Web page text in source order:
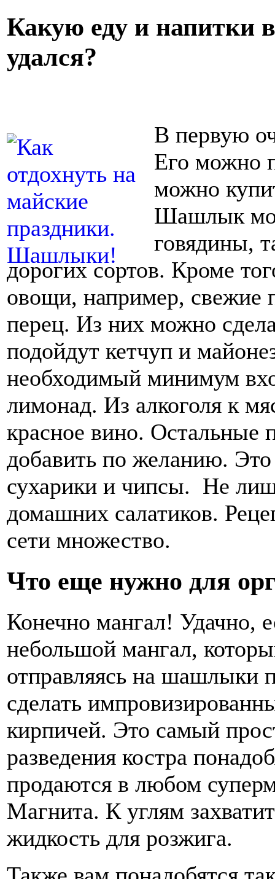
Какую еду и напитки
удался?
В первую
Его можно
можно
Шашлык
говядины,
дорогих сортов. Кроме
овощи, например, свежие
перец. Из них можно
подойдут кетчуп и
необходимый минимум
лимонад. Из алкоголя к
красное вино.
добавить по желанию.
сухарики и чипсы. Не
домашних салатиков.
сети множество.
Что еще нужно для
Конечно мангал! Удачно,
небольшой мангал,
отправляясь на шашлыки
сделать
кирпичей. Это самый
разведения костра
продаются в любом
Магнита. К углям
жидкость для розжига.